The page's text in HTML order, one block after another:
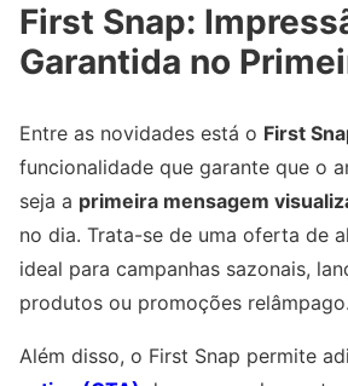
First Snap:
Garantida no
Entre as novidades está o First
funcionalidade que garante que o
seja a primeira mensagem
no dia. Trata-se de uma oferta de
ideal para campanhas sazonais,
produtos ou promoções relâmpago.
Além disso, o First Snap permite